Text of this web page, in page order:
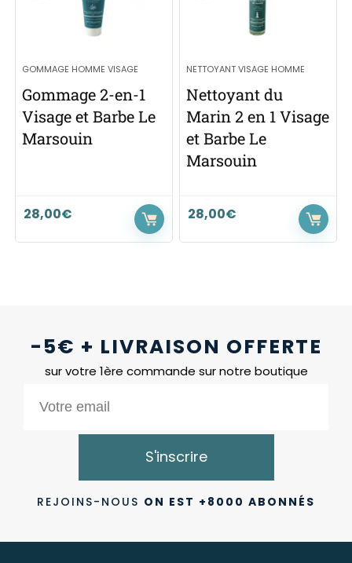
GOMMAGE HOMME VISAGE
Gommage 2-en-1
Visage et Barbe Le
Marsouin
28,00€
NETTOYANT VISAGE HOMME
Nettoyant du
Marin 2 en 1 Visage
et Barbe Le
Marsouin
28,00€
-5€ + LIVRAISON OFFERTE
sur votre 1ère commande sur notre boutique
S'inscrire
REJOINS-NOUS ON EST +8000 ABONNÉS